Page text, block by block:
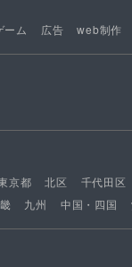
ーム 広告 web制作
京都 北区 千代田区
九州 中国・四国